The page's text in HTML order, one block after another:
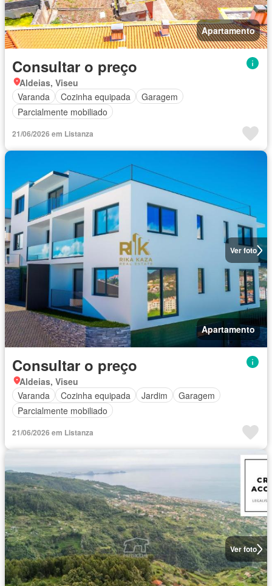
Apartamento
Consultar o preço
Aldeias, Viseu
Varanda
Cozinha equipada
Garagem
Parcialmente mobiliado
21/06/2026 em Listanza
Ver foto
Apartamento
Consultar o preço
Aldeias, Viseu
Varanda
Cozinha equipada Jardim
Garagem
Parcialmente mobiliado
21/06/2026 em Listanza
Ver foto